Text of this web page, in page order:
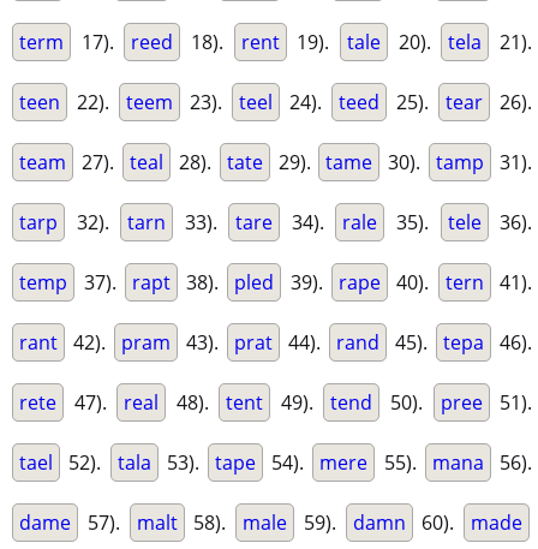
term 17). reed 18). rent 19). tale 20). tela 21).
teen 22). teem 23). teel 24). teed 25). tear 26).
team 27). teal 28). tate 29). tame 30). tamp 31).
tarp 32). tarn 33). tare 34). rale 35). tele 36).
temp 37). rapt 38). pled 39). rape 40). tern 41).
rant 42). pram 43). prat 44). rand 45). tepa 46).
rete 47). real 48). tent 49). tend 50). pree 51).
tael 52). tala 53). tape 54). mere 55). mana 56).
dame 57). malt 58). male 59). damn 60). made